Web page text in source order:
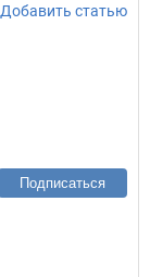
Добавить статью
Подписаться